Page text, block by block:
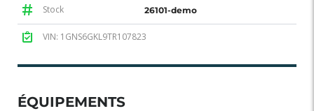
Stock 26101-demo
VIN: 1GNS6GKL9TR107823
ÉQUIPEMENTS